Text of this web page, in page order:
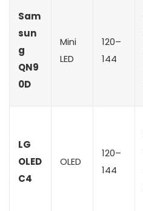
Sam
sun
g
QN9
0D
Mini
LED
120–
144
LG
OLED
C4
OLED
120–
144